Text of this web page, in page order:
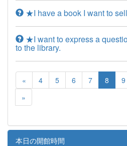
★I have a book I want to
★I want to express a
to the library.
« 4 5 6 7 8 9
»
本日の開館時間